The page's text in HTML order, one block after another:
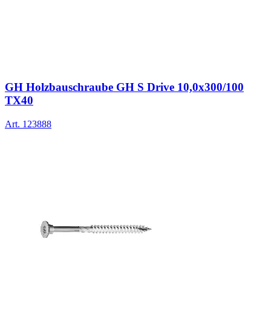
GH Holzbauschraube GH S Drive 10,0x300/100
TX40
Art. 123888